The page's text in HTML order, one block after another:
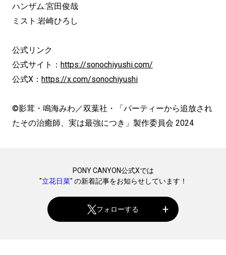
ハンザム:宮田俊哉
ミスト:岩崎ひろし
公式リンク
公式サイト： https://sonochiyushi.com/
公式X： https://x.com/sonochiyushi
©影茸・鳴海みわ／双葉社・「パーティーから追放され
たその治癒師、実は最強につき」製作委員会 2024
PONY CANYON公式Xでは
"立花日菜" の新着記事をお知らせしています！
フォローする